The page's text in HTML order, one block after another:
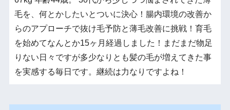
毛を、何とかしたいとついに決心！腸内環境の改善か
らのアプローチで抜け毛予防と薄毛改善に挑戦！育毛
を始めてなんとか15ヶ月経過しました！まだまだ物足
りない日々ですが多少なりとも髪の毛が増えてきた事
を実感する毎日です。継続は力なりですよね！